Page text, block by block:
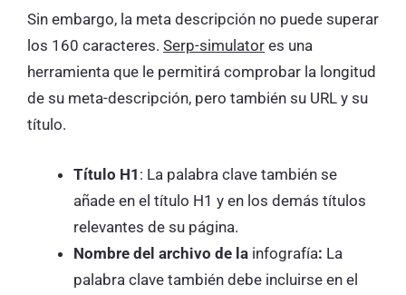
Sin embargo, la meta descripción no puede superar
los 160 caracteres. Serp-simulator es una
herramienta que le permitirá comprobar la longitud
de su meta-descripción, pero también su URL y su
título.
Título H1 : La palabra clave también se
añade en el título H1 y en los demás títulos
relevantes de su página.
Nombre del archivo de la infografía: La
palabra clave también debe incluirse en el